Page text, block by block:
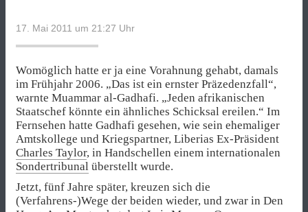
17. Mai 2011 um 21:27 Uhr
Womöglich hatte er ja eine Vorahnung gehabt, damals
im Frühjahr 2006. „Das ist ein ernster Präzedenzfall“,
warnte Muammar al-Gadhafi. „Jeden afrikanischen
Staatschef könnte ein ähnliches Schicksal ereilen.“ Im
Fernsehen hatte Gadhafi gesehen, wie sein ehemaliger
Amtskollege und Kriegspartner, Liberias Ex-Präsident
Charles Taylor, in Handschellen einem internationalen
Sondertribunal überstellt wurde.
Jetzt, fünf Jahre später, kreuzen sich die
(Verfahrens-)Wege der beiden wieder, und zwar in Den